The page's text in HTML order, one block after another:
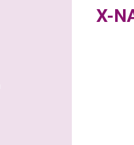
X-